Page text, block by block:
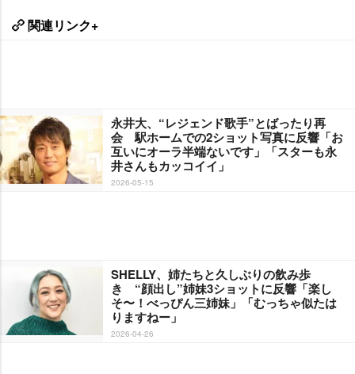
関連リンク+
永井大、“レジェンド歌手”とばったり再
会 駅ホームでの2ショット写真に反響「お
互いにオーラ半端ないです」「スターも永
井さんもカッコイイ」
2026-05-15
SHELLY、姉たちと久しぶりの飲み歩
き “顔出し”姉妹3ショットに反響「楽し
そ〜！べっぴん三姉妹」「むっちゃ似たは
りますねー」
2026-04-26